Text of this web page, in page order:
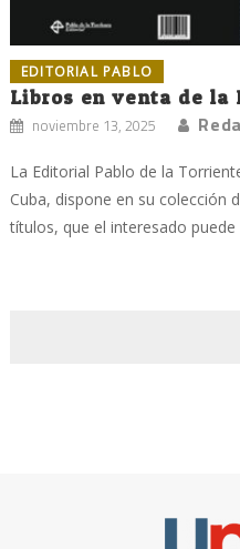
EDITORIAL PABLO
Libros en venta de la
noviembre 13, 2025
La Editorial Pablo de la
Cuba, dispone en su colección
títulos, que el interesado